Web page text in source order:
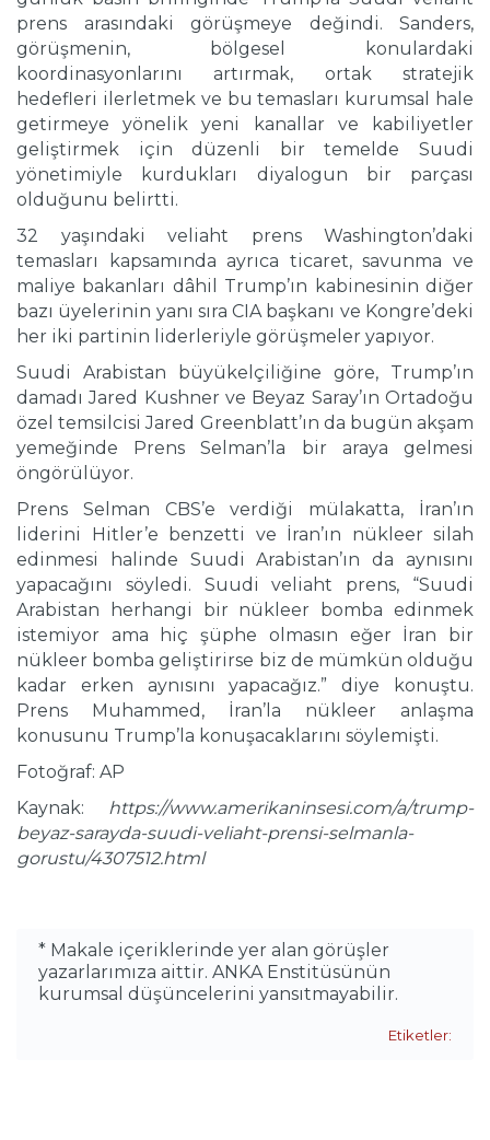
prens arasındaki görüşmeye değindi. Sanders,
görüşmenin, bölgesel konulardaki
koordinasyonlarını artırmak, ortak stratejik
hedefleri ilerletmek ve bu temasları kurumsal hale
getirmeye yönelik yeni kanallar ve kabiliyetler
geliştirmek için düzenli bir temelde Suudi
yönetimiyle kurdukları diyalogun bir parçası
olduğunu belirtti.
32 yaşındaki veliaht prens Washington’daki
temasları kapsamında ayrıca ticaret, savunma ve
maliye bakanları dâhil Trump’ın kabinesinin diğer
bazı üyelerinin yanı sıra CIA başkanı ve Kongre’deki
her iki partinin liderleriyle görüşmeler yapıyor.
Suudi Arabistan büyükelçiliğine göre, Trump’ın
damadı Jared Kushner ve Beyaz Saray’ın Ortadoğu
özel temsilcisi Jared Greenblatt’ın da bugün akşam
yemeğinde Prens Selman’la bir araya gelmesi
öngörülüyor.
Prens Selman CBS’e verdiği mülakatta, İran’ın
liderini Hitler’e benzetti ve İran’ın nükleer silah
edinmesi halinde Suudi Arabistan’ın da aynısını
yapacağını söyledi. Suudi veliaht prens, “Suudi
Arabistan herhangi bir nükleer bomba edinmek
istemiyor ama hiç şüphe olmasın eğer İran bir
nükleer bomba geliştirirse biz de mümkün olduğu
kadar erken aynısını yapacağız.” diye konuştu.
Prens Muhammed, İran’la nükleer anlaşma
konusunu Trump’la konuşacaklarını söylemişti.
Fotoğraf: AP
Kaynak: https://www.amerikaninsesi.com/a/trump-
beyaz-sarayda-suudi-veliaht-prensi-selmanla-
gorustu/4307512.html
* Makale içeriklerinde yer alan görüşler
yazarlarımıza aittir. ANKA Enstitüsünün
kurumsal düşüncelerini yansıtmayabilir.
Etiketler: